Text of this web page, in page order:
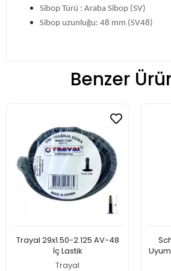
Sibop Türü : Araba Sibop (SV)
Sibop uzunluğu: 48 mm (SV48)
Benzer
Trayal 29x1.50-2.125 AV-48
İç Lastik
Trayal